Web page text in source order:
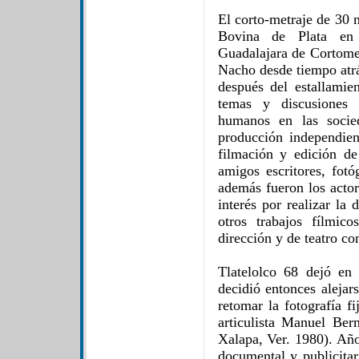
El corto-metraje de 30
Bovina de Plata
Guadalajara de
Nacho desde tiempo
después del
temas y
humanos en las
producción
filmación y edición
amigos escritores,
además fueron los
interés por realizar la
otros trabajos
dirección y de teatro
Tlatelolco 68 dejó en
decidió entonces
retomar la fotografía
articulista Manuel
Xalapa, Ver. 1980).
documental y